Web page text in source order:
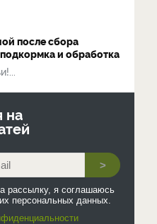
после сбора
и обработка
на
>
рассылку, я соглашаюсь
персональных данных.